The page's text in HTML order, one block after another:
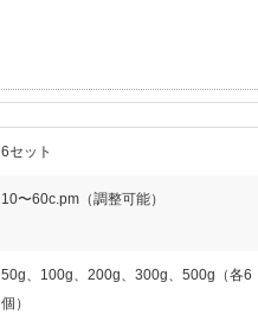
6セット
10〜60c.pm（調整可能）
50g、100g、200g、300g、500g（各6
個）